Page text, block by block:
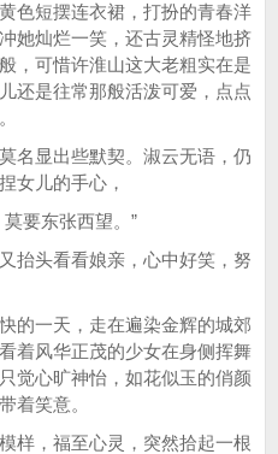
色短摆连衣裙，打扮的青春洋
她灿烂一笑，还古灵精怪地挤
，可惜许淮山这大老粗实在是
还是往常那般活泼可爱，点点
显出些默契。淑云无语，仍
女儿的手心，
要东张西望。”
头看看娘亲，心中好笑，努
一天，走在遍染金辉的城郊
着风华正茂的少女在身侧挥舞
觉心旷神怡，如花似玉的俏颜
着笑意。
，福至心灵，突然拾起一根